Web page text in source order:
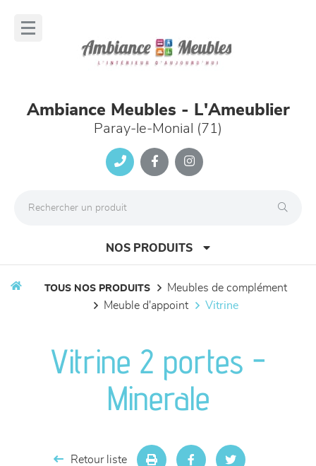
Ambiance Meubles - L'Ameublier
Paray-le-Monial (71)
NOS PRODUITS
séjours
meubles de complément
TOUS NOS PRODUITS
meubles de complément
meuble d'appoint
vitrine
Vitrine 2 portes -
Minerale
Retour liste